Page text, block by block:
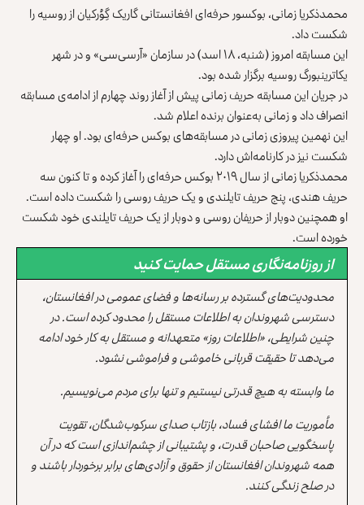
محمدذکریا زمانی، بوکسور حرفه‌ای افغانستانی گاریک گِوُرکیان از روسیه را
شکست داد.
این مسابقه امروز (شنبه، ۱۸ اسد) در سازمان «آرسی‌سی» و در شهر
یکاترینبورگ روسیه برگزار شده بود.
در جریان این مسابقه حریف زمانی پیش از آغاز روند چهارم از ادامه‌ی مسابقه
انصراف داد و زمانی به‌عنوان برنده اعلام شد.
این نهمین پیروزی زمانی در مسابقه‌های بوکس حرفه‌ای بود. او چهار
شکست نیز در کارنامه‌اش دارد.
محمدذکریا زمانی از سال ۲۰۱۹ بوکس حرفه‌ای را آغاز کرده و تا کنون سه
حریف هندی، پنج حریف تایلندی و یک حریف روسی را شکست داده است.
او همچنین دوبار از حریفان روسی و دوبار از یک حریف تایلندی خود شکست
خورده است.
از روزنامه‌نگاری مستقل حمایت کنید
محدودیت‌های گسترده بر رسانه‌ها و فضای عمومی در افغانستان،
دسترسی شهروندان به اطلاعات مستقل را محدود کرده است. در
چنین شرایطی، «اطلاعات روز» متعهدانه و مستقل به کار خود ادامه
می‌دهد تا حقیقت قربانی خاموشی و فراموشی نشود.
ما وابسته به هیچ قدرتی نیستیم و تنها برای مردم می‌نویسیم.
مأموریت ما افشای فساد، بازتاب صدای سرکوب‌شدگان، تقویت
پاسخگویی صاحبان قدرت، و پشتیبانی از چشم‌اندازی است که در آن
همه شهروندان افغانستان از حقوق و آزادی‌های برابر برخوردار باشند و
در صلح زندگی کنند.